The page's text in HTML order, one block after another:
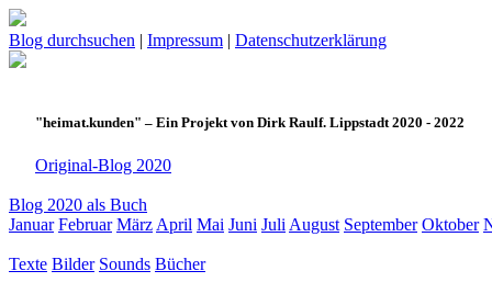
Blog durchsuchen | Impressum | Datenschutzerklärung
"heimat.kunden" – Ein Projekt von Dirk Raulf. Lippstadt 2020 - 2022
Original-Blog 2020
Blog 2020 als Buch
Januar Februar März April Mai Juni Juli August September Oktober
Texte Bilder Sounds Bücher